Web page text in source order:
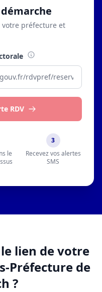
votre préfecture et
RDV
le
3
Recevez vos alertes
SMS
lien de votre
Préfecture de
?